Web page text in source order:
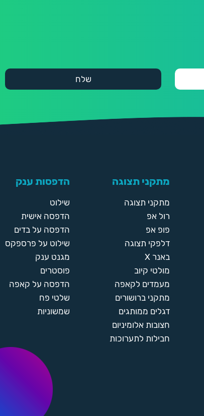
מתקני תצוגה
מתקני תצוגה
רול אפ
פופ אפ
דלפקי תצוגה
באנר X
מולטי קיוב
מעמדים לקאפה
מתקני ברושורים
דגלים ממותגים
חצובות אלומיניום
חבילות לתערוכות
הדפסות ענק
שילוט
הדפסה אישית
הדפסה על בדים
שילוט על פרספקס
מגנט ענק
פוסטרים
הדפסה על קאפה
שלטי פח
שמשוניות